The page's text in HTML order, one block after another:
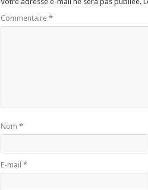
Commentaire *
Nom *
E-mail *